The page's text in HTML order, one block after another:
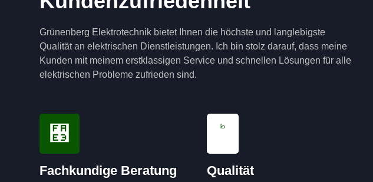
Grünenberg Elektrotechnik bietet Ihnen die höchste und langlebigste
Qualität an elektrischen Dienstleistungen. Ich bin stolz darauf, dass meine
Kunden mit meinem erstklassigen Service und schnellen Lösungen für alle
elektrischen Probleme zufrieden sind.
Fachkundige Beratung Qualität